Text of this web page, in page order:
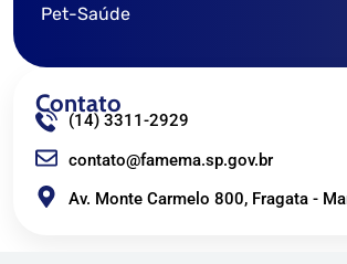
Pet-Saúde
Contato
(14) 3311-2929
contato@famema.sp.gov.br
Av. Monte Carmelo 800, Fragata -